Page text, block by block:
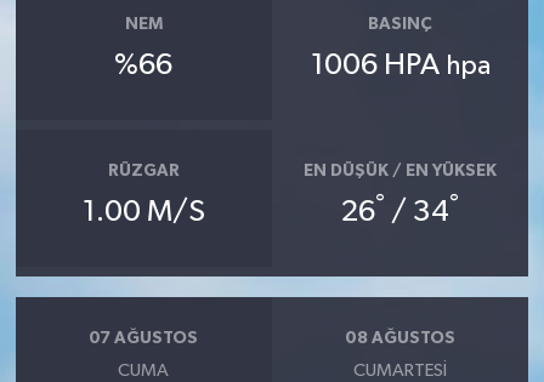
NEM
%66
BASINÇ
1006 HPA hpa
RÜZGAR
1.00 M/S
EN DÜŞÜK / EN YÜKSEK
26° / 34°
07 AĞUSTOS
CUMA
08 AĞUSTOS
CUMARTESI